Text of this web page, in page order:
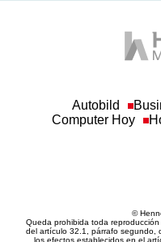
Autobild
Computer Hoy
©
Queda prohibida toda
del artículo 32.1, párrafo segundo,
los efectos establecidos en el